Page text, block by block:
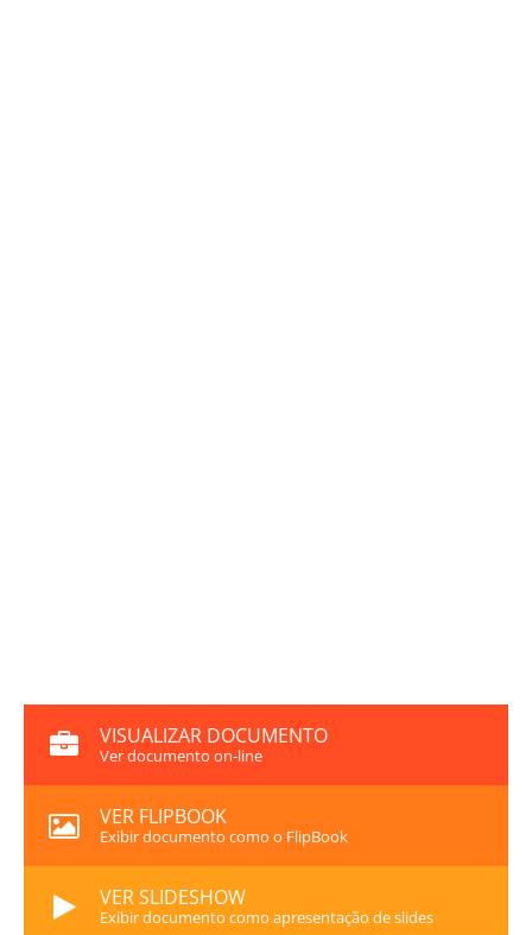
VISUALIZAR DOCUMENTO
Ver documento on-line
VER FLIPBOOK
Exibir documento como o FlipBook
VER SLIDESHOW
Exibir documento como apresentação de slides